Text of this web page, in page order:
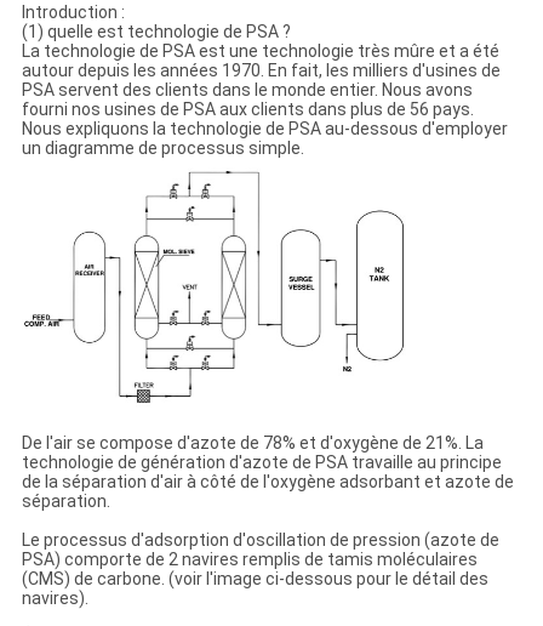
Introduction :
(1) quelle est technologie de PSA ?
La technologie de PSA est une technologie très mûre et a été
autour depuis les années 1970. En fait, les milliers d'usines de
PSA servent des clients dans le monde entier. Nous avons
fourni nos usines de PSA aux clients dans plus de 56 pays.
Nous expliquons la technologie de PSA au-dessous d'employer
un diagramme de processus simple.
De l'air se compose d'azote de 78% et d'oxygène de 21%. La
technologie de génération d'azote de PSA travaille au principe
de la séparation d'air à côté de l'oxygène adsorbant et azote de
séparation.
Le processus d'adsorption d'oscillation de pression (azote de
PSA) comporte de 2 navires remplis de tamis moléculaires
(CMS) de carbone. (voir l'image ci-dessous pour le détail des
navires).